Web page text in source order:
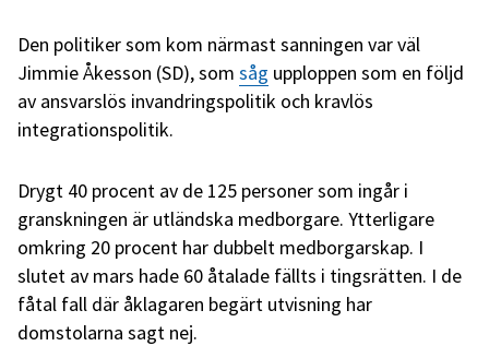
Den politiker som kom närmast sanningen var väl
Jimmie Åkesson (SD), som såg upploppen som en följd
av ansvarslös invandringspolitik och kravlös
integrationspolitik.
Drygt 40 procent av de 125 personer som ingår i
granskningen är utländska medborgare. Ytterligare
omkring 20 procent har dubbelt medborgarskap. I
slutet av mars hade 60 åtalade fällts i tingsrätten. I de
fåtal fall där åklagaren begärt utvisning har
domstolarna sagt nej.